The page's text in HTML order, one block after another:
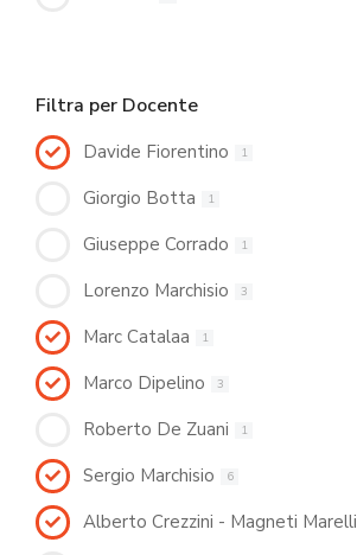
Filtra per Docente
Davide Fiorentino 1
Giorgio Botta 1
Giuseppe Corrado 1
Lorenzo Marchisio 3
Marc Catalaa 1
Marco Dipelino 3
Roberto De Zuani 1
Sergio Marchisio 6
Alberto Crezzini - Magneti Marelli